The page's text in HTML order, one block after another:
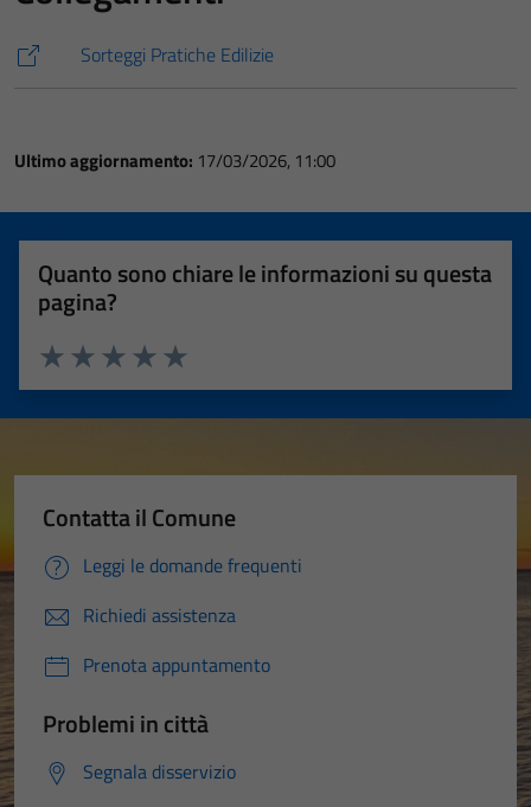
Sorteggi Pratiche Edilizie
Ultimo aggiornamento: 17/03/2026, 11:00
Quanto sono chiare le informazioni su questa
pagina?
Valuta 5 stelle su 5
Valuta 4 stelle su 5
Valuta 3 stelle su 5
Valuta 2 stelle su 5
Valuta 1 stelle su 5
Contatta il Comune
Leggi le domande frequenti
Richiedi assistenza
Prenota appuntamento
Problemi in città
Segnala disservizio